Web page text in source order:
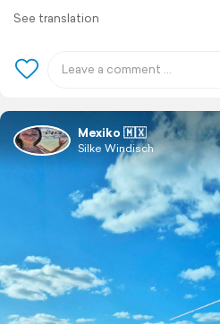
See translation
Mexiko 🇲🇽
Silke Windisch